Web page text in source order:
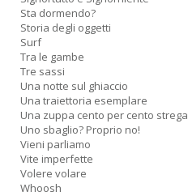
Sta dormendo?
Storia degli oggetti
Surf
Tra le gambe
Tre sassi
Una notte sul ghiaccio
Una traiettoria esemplare
Una zuppa cento per cento strega
Uno sbaglio? Proprio no!
Vieni parliamo
Vite imperfette
Volere volare
Whoosh